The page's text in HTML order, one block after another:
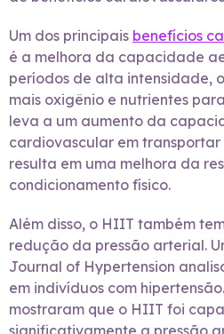
Um dos principais benefícios
é a melhora da capacidade
períodos de alta intensidade,
mais oxigênio e nutrientes
leva a um aumento da
cardiovascular em transportar
resulta em uma melhora da
condicionamento físico.
Além disso, o HIIT também
redução da pressão arterial.
Journal of Hypertension
em indivíduos com
mostraram que o HIIT foi